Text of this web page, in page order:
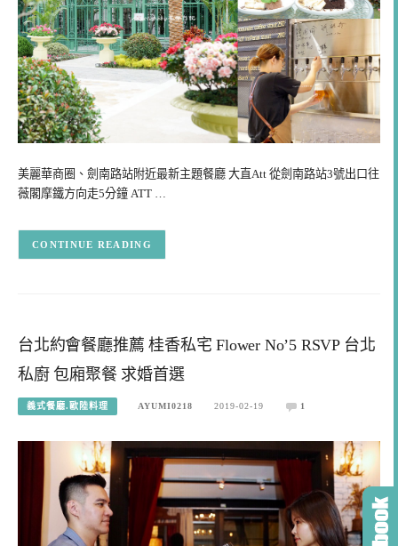
美麗華商圈、劍南路站附近最新主題餐廳 大直Att 從劍南路站3號出口往
薇閣摩鐵方向走5分鐘 ATT …
CONTINUE READING
台北約會餐廳推薦 桂香私宅 Flower No’5 RSVP 台北
私廚 包廂聚餐 求婚首選
義式餐廳.歐陸料理 AYUMI0218 2019-02-19 1